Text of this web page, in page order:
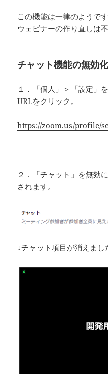
この機能は一律のようで
ウェビナーの作り直しは不
チャット機能の無効
１．「個人」＞「設定」
URLをクリック。
https://zoom.us/profile/
２．「チャット」を無効
されます。
↓チャット項目が消えまし